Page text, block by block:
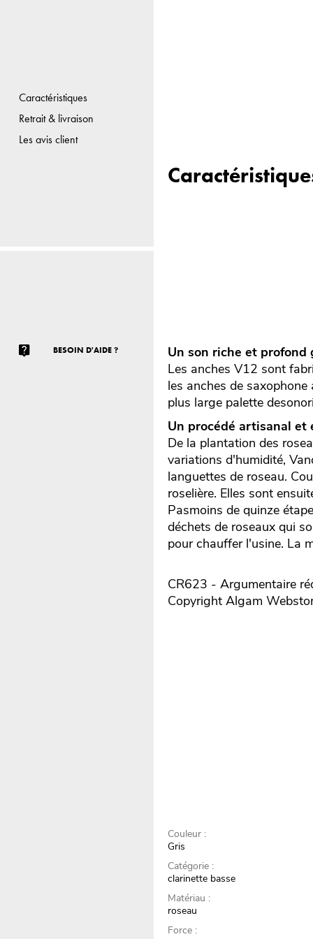
Caractéristiques
Retrait & livraison
Les avis client
BESOIN D'AIDE ?
Un son riche et profond
Les anches V12 sont
les anches de
plus large palette
Un procédé artisanal et
De la plantation des
variations d'humidité,
languettes de roseau.
roselière. Elles sont
Pasmoins de quinze
déchets de roseaux qui
pour chauffer l'usine. La
CR623 - Argumentaire
Copyright Algam
Couleur :
Gris
Catégorie :
clarinette basse
Matériau :
roseau
Force :